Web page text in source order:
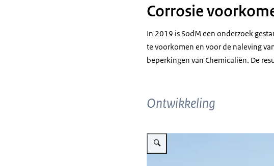
Corrosie
In 2019 is SodM een onderzoek
te voorkomen en voor de naleving
beperkingen van Chemicaliën. De
Ontwikkeling
Vergroot afbeelding geothermie-installatie